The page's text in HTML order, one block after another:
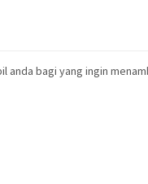
bagi yang ingin